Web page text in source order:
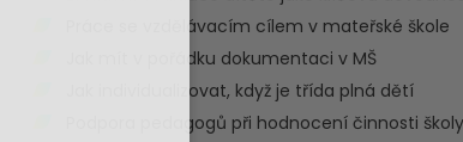
Práce se vzdělávacím cílem v mateřské škole
Jak mít v pořádku dokumentaci v MŠ
Jak individualizovat, když je třída plná dětí
Podpora pedagogů při hodnocení činnosti školy